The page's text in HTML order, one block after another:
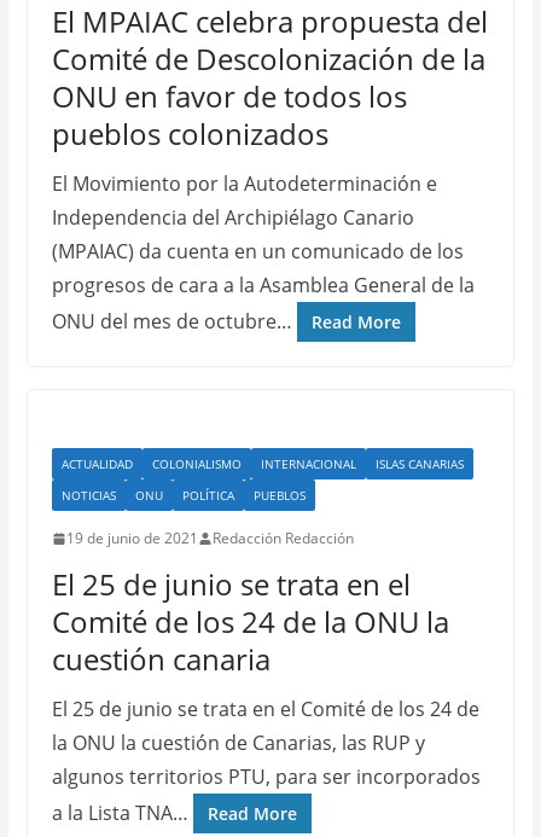
El MPAIAC celebra propuesta del
Comité de Descolonización de la
ONU en favor de todos los
pueblos colonizados
El Movimiento por la Autodeterminación e
Independencia del Archipiélago Canario
(MPAIAC) da cuenta en un comunicado de los
progresos de cara a la Asamblea General de la
ONU del mes de octubre…
Read More
ACTUALIDAD COLONIALISMO INTERNACIONAL
ISLAS CANARIAS
NOTICIAS
ONU POLÍTICA PUEBLOS
19 de junio de 2021 Redacción Redacción
El 25 de junio se trata en el
Comité de los 24 de la ONU la
cuestión canaria
El 25 de junio se trata en el Comité de los 24 de
la ONU la cuestión de Canarias, las RUP y
algunos territorios PTU, para ser incorporados
a la Lista TNA…
Read More